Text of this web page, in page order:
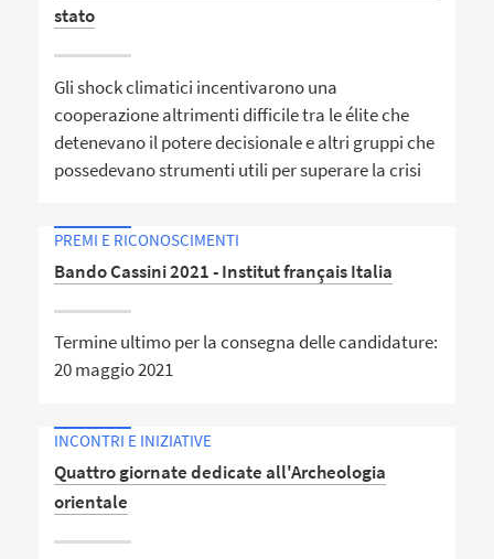
stato
Gli shock climatici incentivarono una
cooperazione altrimenti difficile tra le élite che
detenevano il potere decisionale e altri gruppi che
possedevano strumenti utili per superare la crisi
PREMI E RICONOSCIMENTI
Bando Cassini 2021 - Institut français Italia
Termine ultimo per la consegna delle candidature:
20 maggio 2021
INCONTRI E INIZIATIVE
Quattro giornate dedicate all'Archeologia
orientale